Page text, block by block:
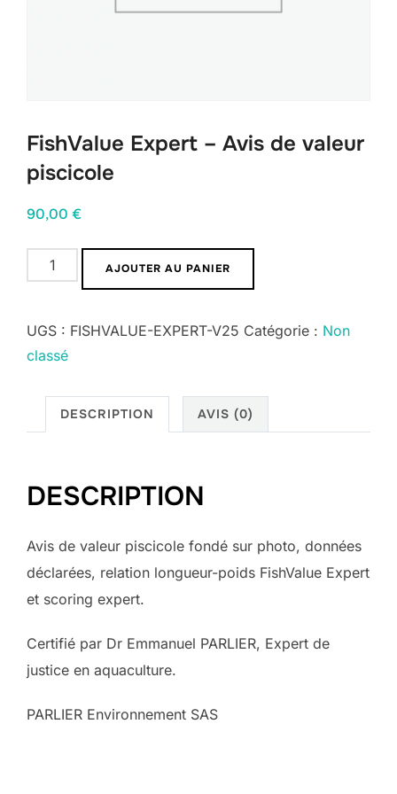
FishValue Expert – Avis de valeur
piscicole
90,00 €
quantité
de
Expert
-
valeur
AJOUTER AU PANIER
UGS : FISHVALUE-EXPERT-V25 Catégorie : Non
classé
DESCRIPTION AVIS (0)
DESCRIPTION
Avis de valeur piscicole fondé sur photo, données
déclarées, relation longueur-poids FishValue Expert
et scoring expert.
Certifié par Dr Emmanuel PARLIER, Expert de
justice en aquaculture.
PARLIER Environnement SAS